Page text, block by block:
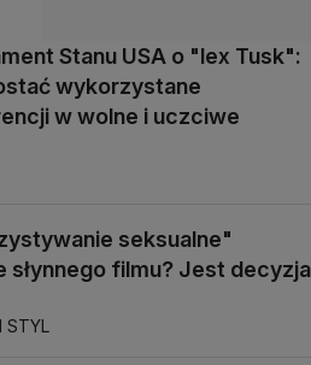
Stanu USA o "lex Tusk":
wykorzystane
w wolne i uczciwe
seksualne"
słynnego filmu? Jest decyzja
STYL